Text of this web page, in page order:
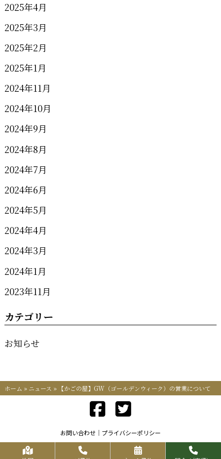
2025年4月
2025年3月
2025年2月
2025年1月
2024年11月
2024年10月
2024年9月
2024年8月
2024年7月
2024年6月
2024年5月
2024年4月
2024年3月
2024年1月
2023年11月
カテゴリー
お知らせ
ホーム » ニュース » 【かごの屋】GW（ゴールデンウィーク）の営業について
お問い合わせ プライバシーポリシー
Copyrights KR FOOD SERVICE All Rights Reserved.